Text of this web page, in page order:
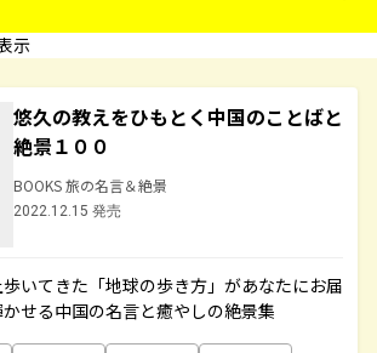
示
悠久の教えをひもとく中国のことばと
絶景１００
BOOKS 旅の名言＆絶景
2022.12.15 発売
いてきた「地球の歩き方」があなたにお届
せる中国の名言と癒やしの絶景集